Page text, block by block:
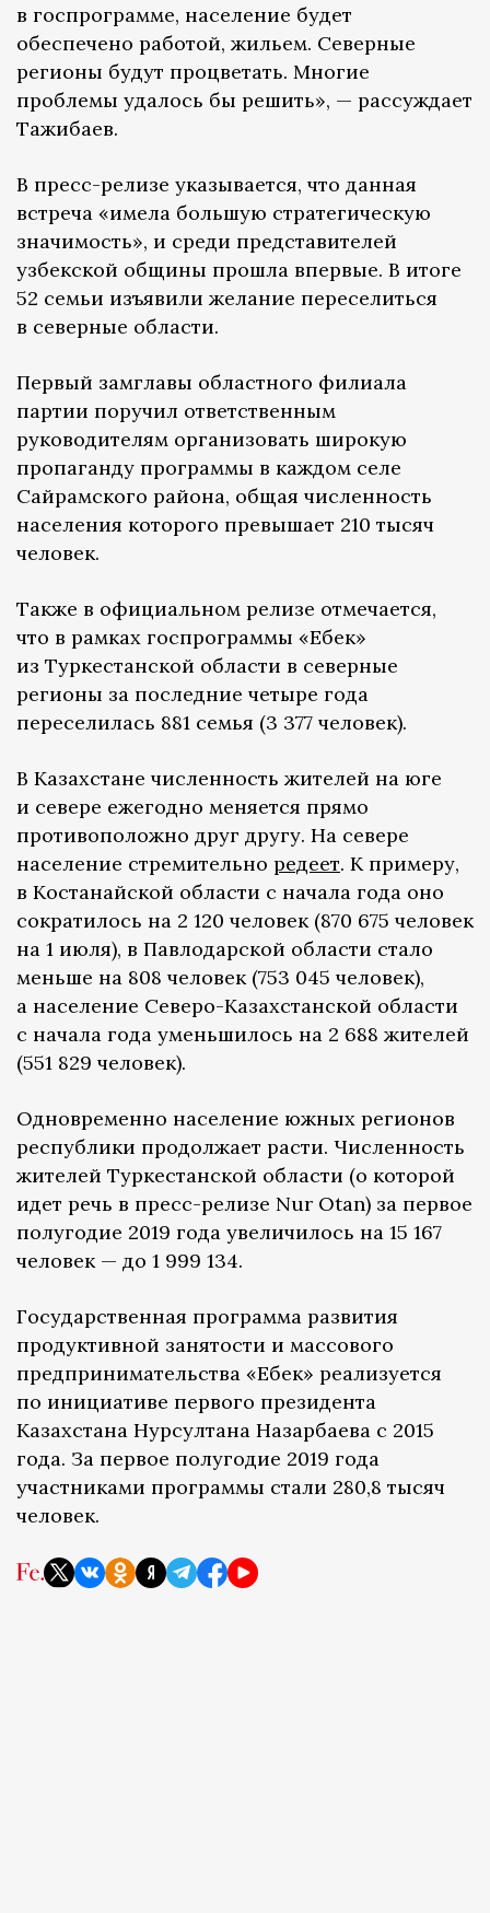
в госпрограмме, население будет
обеспечено работой, жильем. Северные
регионы будут процветать. Многие
проблемы удалось бы решить», — рассуждает
Тажибаев.
В пресс-релизе указывается, что данная
встреча «имела большую стратегическую
значимость», и среди представителей
узбекской общины​ прошла впервые. В итоге
52 семьи изъявили желание переселиться
в северные области.
Первый замглавы областного филиала
партии поручил ответственным
руководителям организовать широкую
пропаганду программы в каждом селе
Сайрамского района, общая численность
населения которого превышает 210 тысяч
человек.
Также в официальном релизе отмечается,
что в рамках госпрограммы «Еңбек»
из Туркестанской области в северные
регионы​ за последние четыре года
переселилась 881 семья (3 377 человек).
В Казахстане численность жителей на юге
и севере ежегодно меняется прямо
противоположно друг другу. На севере
население стремительно редеет. К примеру,
в Костанайской области с начала года оно
сократилось на 2 120 человек (870 675 человек
на 1 июля), в Павлодарской области стало
меньше на 808 человек (753 045 человек),
а население Северо-Казахстанской области
с начала года уменьшилось на 2 688 жителей
(551 829 человек).
Одновременно население южных регионов
республики продолжает расти. Численность
жителей Туркестанской области (о которой
идет речь в пресс-релизе Nur Otan) за первое
полугодие 2019 года увеличилось на 15 167
человек — до 1 999 134.
Государственная программа развития
продуктивной занятости и массового
предпринимательства «Еңбек» реализуется
по инициативе первого президента
Казахстана Нурсултана Назарбаева с 2015
года. За первое полугодие 2019 года
участниками программы стали 280,8 тысяч
человек.